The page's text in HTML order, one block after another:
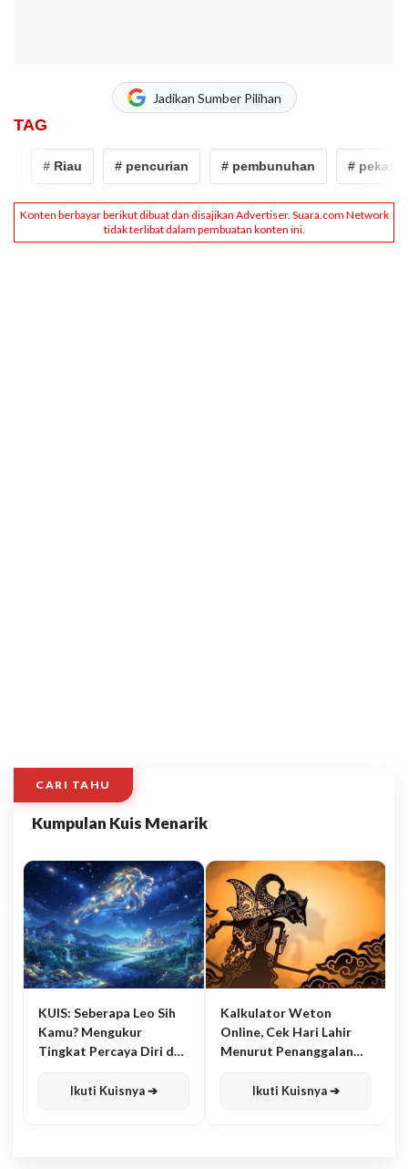
Jadikan Sumber Pilihan
TAG
# Riau # pencurian # pembunuhan #
CARI TAHU
Kumpulan Kuis Menarik
KUIS: Seberapa Leo Sih
Kamu? Mengukur
Tingkat Percaya Diri dan
Ikuti Kuisnya ➔
Kalkulator Weton
Online, Cek Hari Lahir
Menurut Penanggalan
Ikuti Kuisnya ➔